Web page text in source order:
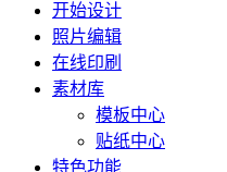
开始设计
照片编辑
在线印刷
素材库
模板中心
贴纸中心
特色功能